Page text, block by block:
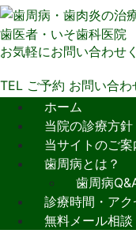
お気軽にお問い合わせ
TEL ご予約 お問い合わ
ホーム
当院の診療方針
当サイトのご案
歯周病とは？
歯周病
診療時間・アク
無料メール相談